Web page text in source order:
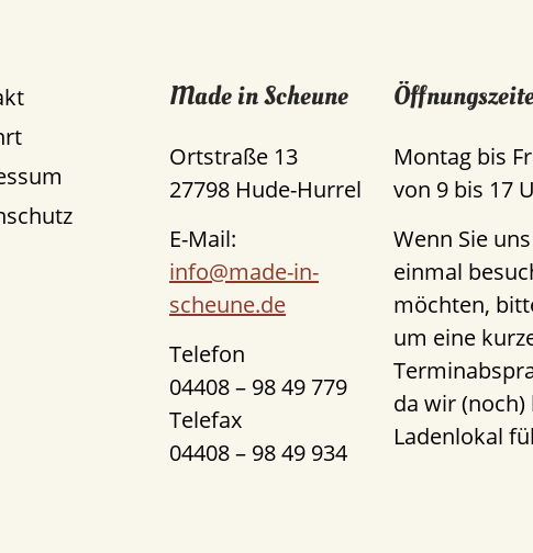
Made in Scheune
Ortstraße 13
27798 Hude-Hurrel
E-Mail:
info@made-in-
scheune.de
Telefon
04408 – 98 49 779
Telefax
04408 – 98 49 934
Montag bis
von 9 bis 17
Wenn Sie uns
einmal
möchten,
um eine
da wir (noch)
Ladenlokal